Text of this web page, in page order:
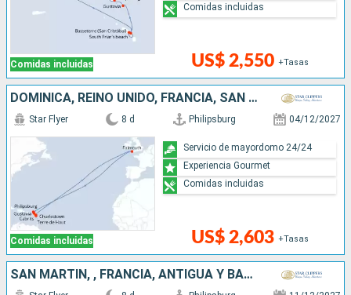
Comidas incluidas US$ 2,550 +Tasas
Comidas incluidas
DOMINICA, REINO UNIDO, FRANCIA, SAN MARTÍN
Comidas incluidas
Star Flyer 8 d Philipsburg 04/12/2027
US$ 2,603 +Tasas
Servicio de mayordomo 24/24
Experiencia Gourmet
Comidas incluidas
SAN MARTÍN, , FRANCIA, ANTIGUA Y BARBUDA